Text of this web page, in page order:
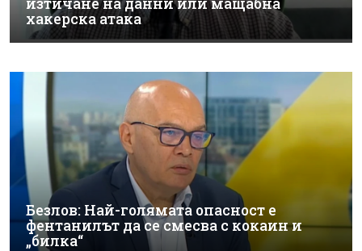
изтичане на данни или мащабна
хакерска атака
Безлов: Най-голямата опасност е
фентанилът да се смесва с кокаин и
„билка“